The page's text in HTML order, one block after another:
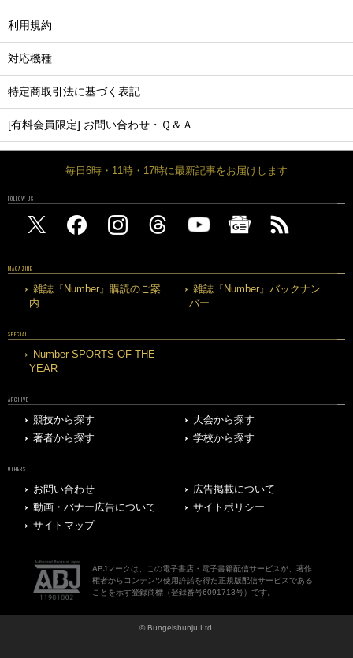
利用規約
対応機種
特定商取引法に基づく表記
[有料会員限定] お問い合わせ・Ｑ＆Ａ
毎日6時・11時・17時に最新記事をお届けします
FOLLOW US
MAGAZINE
雑誌『Number』購読のご案
内
雑誌『Number』バックナン
バー
SPECIAL
Number SPORTS OF THE
YEAR
ARCHIVE
競技から探す
大会から探す
著者から探す
学校から探す
OTHERS
お問い合わせ
広告掲載について
動画・バナー広告について
サイトポリシー
サイトマップ
ABJマークは、この電子書店・電子書籍配信サービスが、著作
権者からコンテンツ使用許諾を得た正規版配信サービスである
ことを示す登録商標（登録番号6091713号）です。
© Bungeishunju Ltd.